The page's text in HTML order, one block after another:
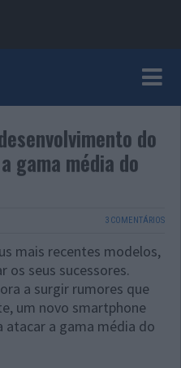
do
gama média do
3 COMENTÁRIOS
mais recentes modelos,
os seus sucessores.
a surgir rumores que
um novo smartphone
atacar a gama média do